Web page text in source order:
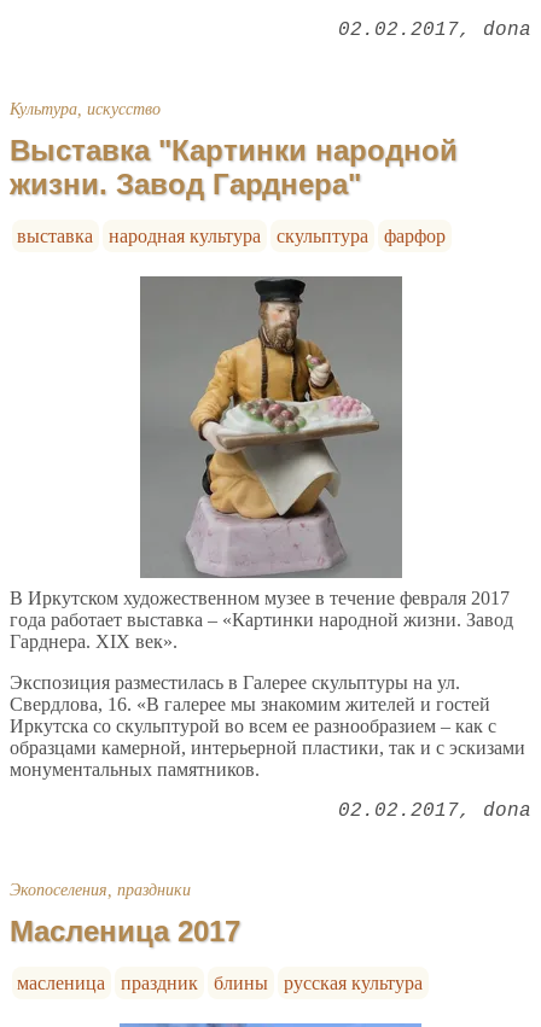
02.02.2017 dona
Культура, искусство
Выставка "Картинки народной
жизни. Завод Гарднера"
выставка народная культура скульптура фарфор
В Иркутском художественном музее в течение февраля 2017
года работает выставка – «Картинки народной жизни. Завод
Гарднера. XIX век».
Экспозиция разместилась в Галерее скульптуры на ул.
Свердлова, 16. «В галерее мы знакомим жителей и гостей
Иркутска со скульптурой во всем ее разнообразием – как с
образцами камерной, интерьерной пластики, так и с эскизами
монументальных памятников.
02.02.2017 dona
Экопоселения, праздники
Масленица 2017
масленица праздник блины русская культура